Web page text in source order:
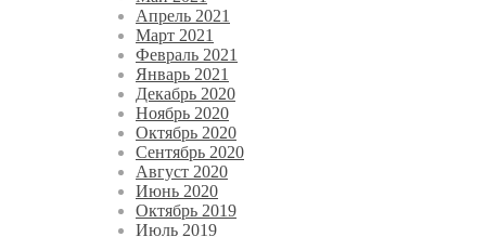
Апрель 2021
Март 2021
Февраль 2021
Январь 2021
Декабрь 2020
Ноябрь 2020
Октябрь 2020
Сентябрь 2020
Август 2020
Июнь 2020
Октябрь 2019
Июль 2019